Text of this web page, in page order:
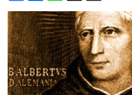
a
n
e
m
a
i
l